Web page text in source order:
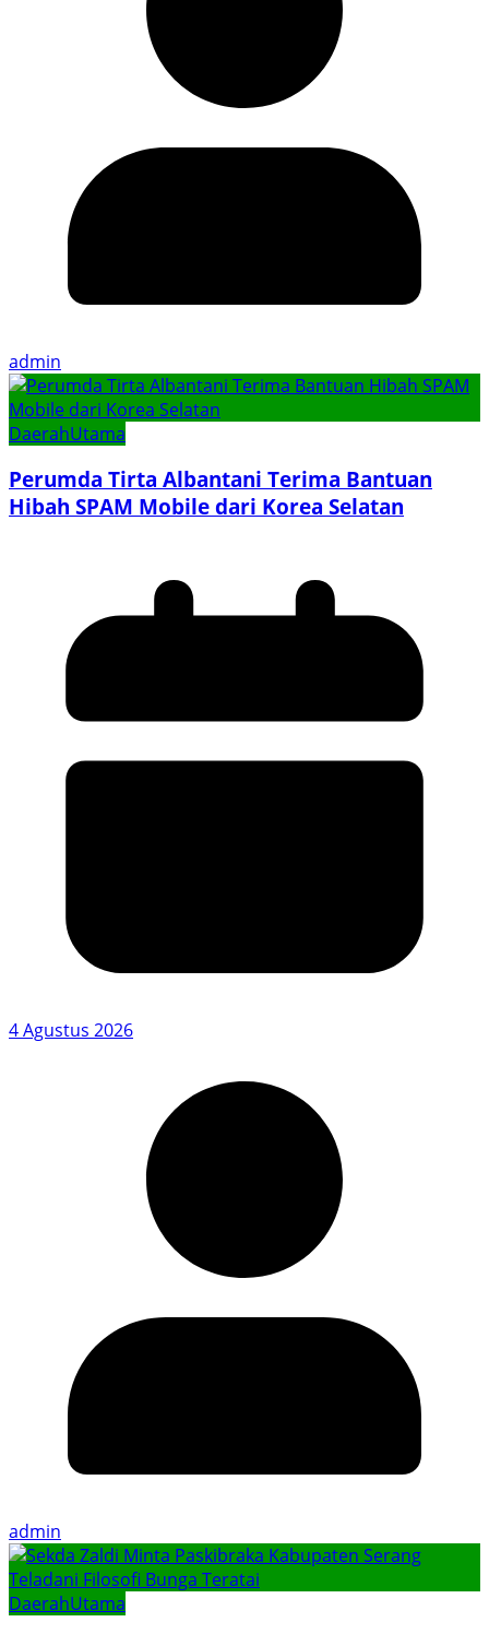
admin
DaerahUtama
Perumda Tirta Albantani Terima Bantuan
Hibah SPAM Mobile dari Korea Selatan
4 Agustus 2026
admin
DaerahUtama